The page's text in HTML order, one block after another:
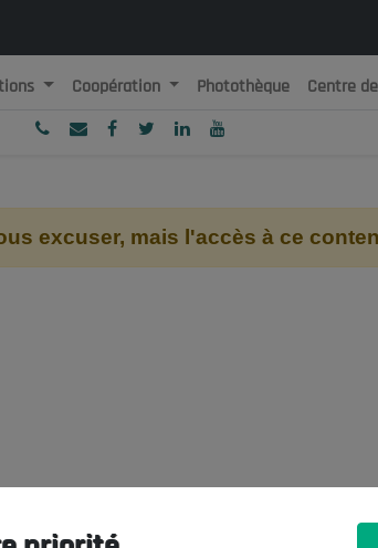
Démocratique et Populaire
Coopération Photothèque Centre
excuser, mais l'accès à ce